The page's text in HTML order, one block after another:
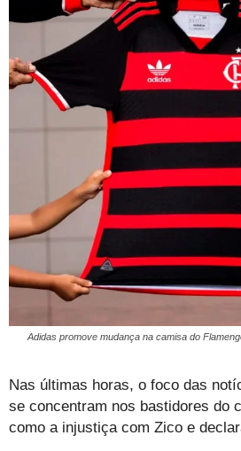
Adidas promove mudança na camisa do
Nas últimas horas, o foco das
se concentram nos bastidores do
como a injustiça com Zico e